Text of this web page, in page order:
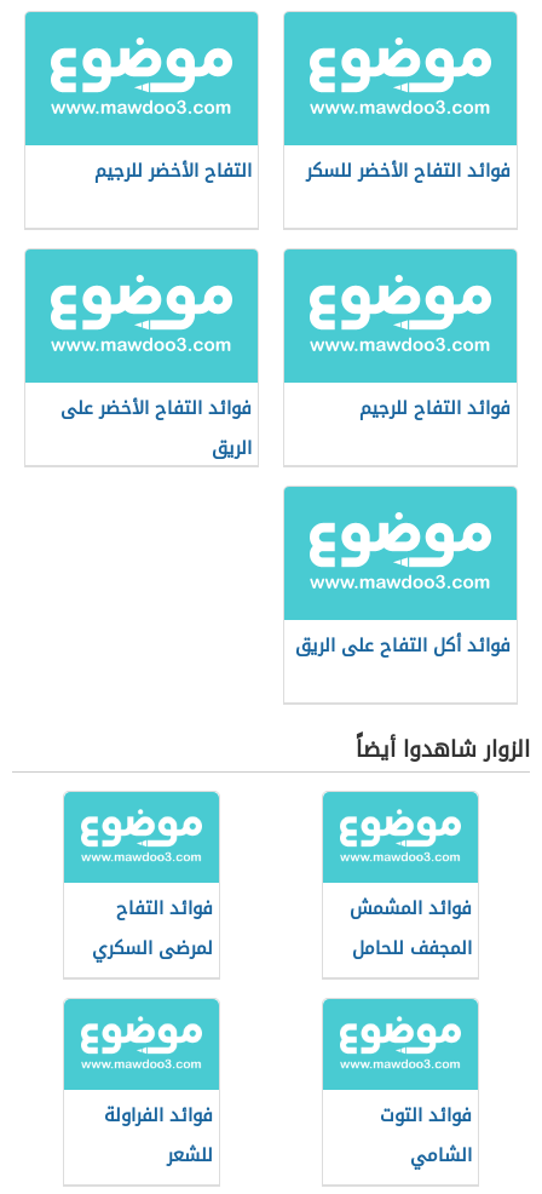
فوائد التفاح الأخضر للسكر التفاح الأخضر للرجيم
فوائد التفاح للرجيم
فوائد التفاح الأخضر على
الريق
فوائد أكل التفاح على الريق
الزوار شاهدوا أيضاً
فوائد المشمش
المجفف للحامل
فوائد التفاح
لمرضى السكري
فوائد التوت
الشامي
فوائد الفراولة
للشعر